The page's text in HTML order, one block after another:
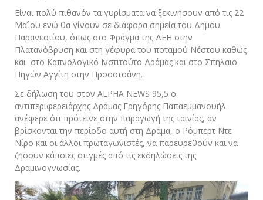
Είναι πολύ πιθανόν τα γυρίσματα να ξεκινήσουν από τις 22
Μαΐου ενώ θα γίνουν σε διάφορα σημεία του Δήμου
Παρανεστίου, όπως στο Φράγμα της ΔΕΗ στην
Πλατανόβρυση και στη γέφυρα του ποταμού Νέστου καθώς
και στο Καπνολογικό Ινστιτούτο Δράμας και στο Σπήλαιο
Πηγών Αγγίτη στην Προσοτσάνη.
Σε δήλωση του στον ALPHA NEWS 95,5 ο
αντιπεριφερειάρχης Δράμας Γρηγόρης Παπαεμμανουήλ.
ανέφερε ότι πρότεινε στην παραγωγή της ταινίας, αν
βρίσκονται την περίοδο αυτή στη Δράμα, ο Ρόμπερτ Ντε
Νίρο και οι άλλοι πρωταγωνιστές, να παρευρεθούν και να
ζήσουν κάποιες στιγμές από τις εκδηλώσεις της
Δραμινογνωσίας.